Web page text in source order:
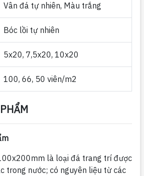
Vân đá tự nhiên, Màu trắng
Bóc lồi tự nhiên
5x20, 7,5x20, 10x20
100, 66, 50 viên/m2
là loại đá trang trí được
trong nước; có nguyên liệu từ các